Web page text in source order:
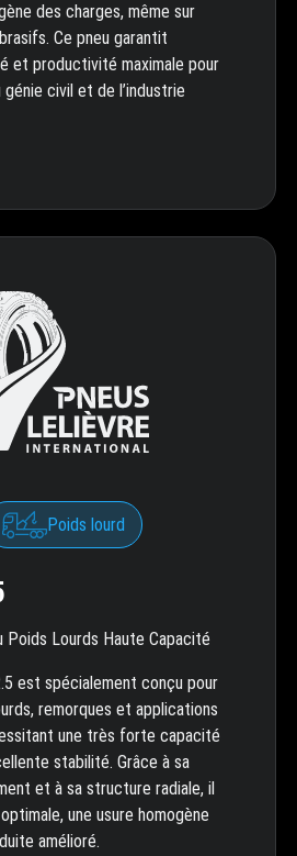
des charges, même sur
Ce pneu garantit
et productivité maximale pour
civil et de l’industrie
Poids lourd
Poids Lourds Haute Capacité
est spécialement conçu pour
remorques et applications
une très forte capacité
stabilité. Grâce à sa
et à sa structure radiale, il
une usure homogène
amélioré.